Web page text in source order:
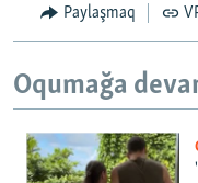
Paylaşmaq
Oqumağa